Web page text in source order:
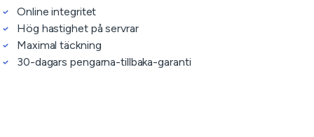
Online integritet
Hög hastighet på servrar
Maximal täckning
30-dagars pengarna-tillbaka-garanti